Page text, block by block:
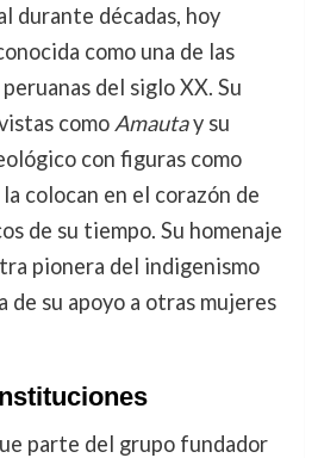
durante décadas, hoy
como una de las
del siglo XX. Su
como Amautay su
con figuras como
colocan en el corazón de
de su tiempo. Su homenaje
pionera del indigenismo
su apoyo a otras mujeres
parte del grupo fundador